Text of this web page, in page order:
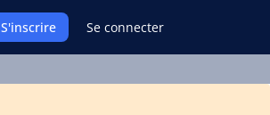
S'inscrire Se connecter